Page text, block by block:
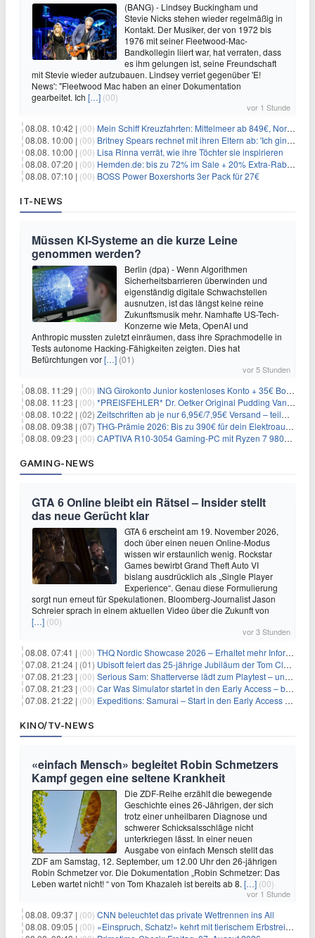
(BANG) - Lindsey Buckingham und
Stevie Nicks stehen wieder regelmäßig in
Kontakt. Der Musiker, der von 1972 bis
1976 mit seiner Fleetwood-Mac-
Bandkollegin liiert war, hat verraten, dass
es ihm gelungen ist, seine Freundschaft
mit Stevie wieder aufzubauen. Lindsey verriet gegenüber 'E!
News': "Fleetwood Mac haben an einer Dokumentation
gearbeitet. Ich […] (00)
vor 1 Stunde
08.08. 10:42 | (00) Mein Schiff Kreuzfahrten: Mittelmeer ab 849€, Norwegen ab 999€ p.P.
08.08. 10:00 | (00) Britney Spears rechnet mit ihren Eltern ab: 'Ich ging zwei Monate lang auf die Knie und weinte'
08.08. 10:00 | (00) Lisa Rinna verrät, wie ihre Töchter sie inspirieren
08.08. 07:20 | (00) Hemden.de: bis zu 72% im Sale + 20% Extra-Rabatt dank Gutschein
08.08. 07:10 | (00) BOSS Power Boxershorts 3er Pack für 27€
IT-NEWS
Müssen KI-Systeme an die kurze Leine
genommen werden?
Berlin (dpa) - Wenn Algorithmen
Sicherheitsbarrieren überwinden und
eigenständig digitale Schwachstellen
ausnutzen, ist das längst keine reine
Zukunftsmusik mehr. Namhafte US-Tech-
Konzerne wie Meta, OpenAI und
Anthropic mussten zuletzt einräumen, dass ihre Sprachmodelle in
Tests autonome Hacking-Fähigkeiten zeigten. Dies hat
Befürchtungen vor[…] (01)
vor 5 Stunden
08.08. 11:29 | (00) ING Girokonto Junior kostenloses Konto + 35€ Bonus
08.08. 11:23 | (00) *PREISFEHLER* Dr. Oetker Original Pudding Vanille 22er-Pack für 2,97€
08.08. 10:22 | (02) Zeitschriften ab je nur 6,95€/7,95€ Versand – teilweise selbstkündigend!
08.08. 09:38 | (07) THG-Prämie 2026: Bis zu 390€ für dein Elektroauto mit geld-fuer-eAuto.de
08.08. 09:23 | (00) CAPTIVA R10-3054 Gaming-PC mit Ryzen 7 9800X3D und RTX 5080 für 2.599€
GAMING-NEWS
GTA 6 Online bleibt ein Rätsel – Insider stellt
das neue Gerücht klar
GTA 6 erscheint am 19. November 2026,
doch über einen neuen Online-Modus
wissen wir erstaunlich wenig. Rockstar
Games bewirbt Grand Theft Auto VI
bislang ausdrücklich als „Single Player
Experience“. Genau diese Formulierung
sorgt nun erneut für Spekulationen. Bloomberg-Journalist Jason
Schreier sprach in einem aktuellen Video über die Zukunft von
[…] (00)
vor 3 Stunden
08.08. 07:41 | (00) THQ Nordic Showcase 2026 – Erhaltet mehr Informationen
07.08. 21:24 | (01) Ubisoft feiert das 25-jährige Jubiläum der Tom Clancy’s Ghost Recon-Reihe
07.08. 21:23 | (00) Serious Sam: Shatterverse lädt zum Playtest – und erscheint schon bald!
07.08. 21:23 | (00) Car Was Simulator startet in den Early Access – bald gehts los!
07.08. 21:22 | (00) Expeditions: Samurai – Start in den Early Access ab heute im feudalen Japan
KINO/TV-NEWS
«einfach Mensch» begleitet Robin Schmetzers
Kampf gegen eine seltene Krankheit
Die ZDF-Reihe erzählt die bewegende
Geschichte eines 26-Jährigen, der sich
trotz einer unheilbaren Diagnose und
schwerer Schicksalsschläge nicht
unterkriegen lässt. In einer neuen
Ausgabe von einfach Mensch stellt das
ZDF am Samstag, 12. September, um 12.00 Uhr den 26-jährigen
Robin Schmetzer vor. Die Dokumentation „Robin Schmetzer: Das
Leben wartet nicht! “ von Tom Khazaleh ist bereits ab 8. […] (00)
vor 1 Stunde
08.08. 09:37 | (00) CNN beleuchtet das private Wettrennen ins All
08.08. 09:05 | (00) «Einspruch, Schatz!» kehrt mit tierischem Erbstreit zurück